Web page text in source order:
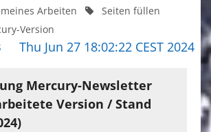
Arbeiten
Seiten füllen
Version
Thu Jun 27 18:02:22 CEST 2024
Mercury-Newsletter
Version / Stand